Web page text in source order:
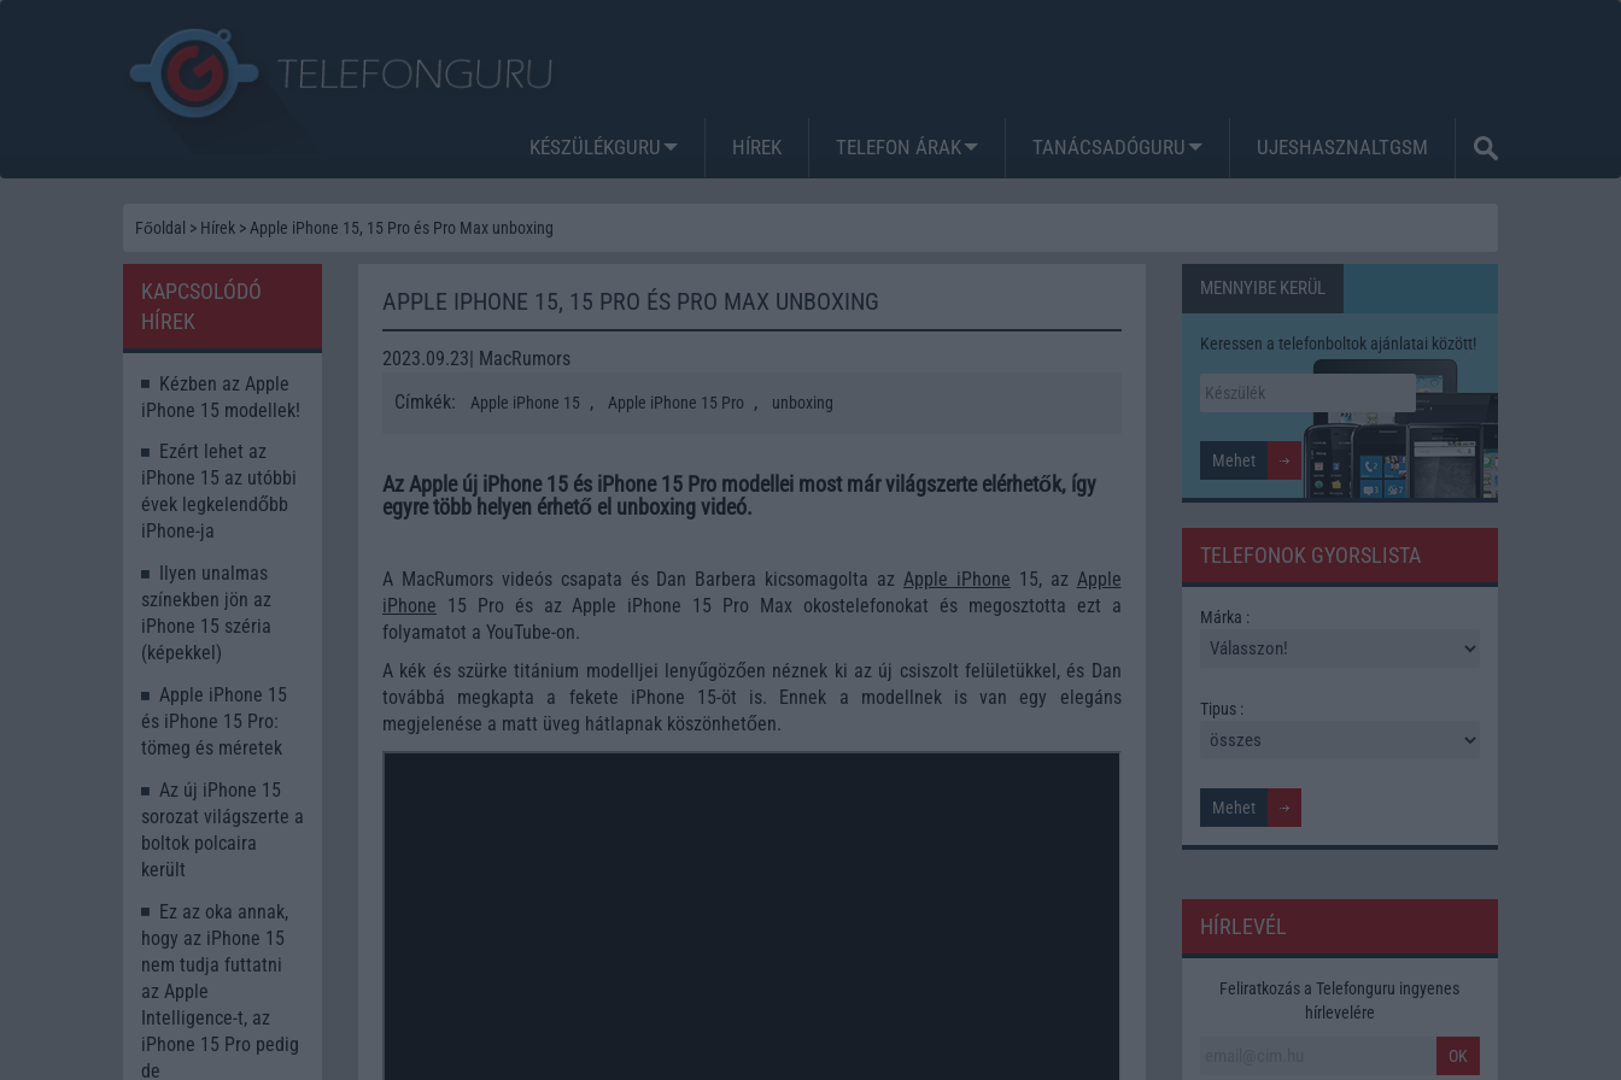
KÉSZÜLÉKGURU HÍREK TELEFON ÁRAK TANÁCSADÓGURU UJESHASZNALTGSM
Főoldal > Hírek > Apple iPhone 15, 15 Pro és Pro Max unboxing
APPLE IPHONE 15, 15 PRO ÉS PRO MAX UNBOXING
2023.09.23| MacRumors
Címkék:
Apple iPhone 15 , Apple iPhone 15 Pro , unboxing
Az Apple új iPhone 15 és iPhone 15 Pro modellei most már világszerte elérhetők, így
egyre több helyen érhető el unboxing videó.
A MacRumors videós csapata és Dan Barbera kicsomagolta az Apple iPhone 15, az Apple
iPhone 15 Pro és az Apple iPhone 15 Pro Max okostelefonokat és megosztotta ezt a
folyamatot a YouTube-on.
A kék és szürke titánium modelljei lenyűgözően néznek ki az új csiszolt felületükkel, és Dan
továbbá megkapta a fekete iPhone 15-öt is. Ennek a modellnek is van egy elegáns
megjelenése a matt üveg hátlapnak köszönhetően.
KAPCSOLÓDÓ
HÍREK
Kézben az Apple
iPhone 15 modellek!
Ezért lehet az
iPhone 15 az utóbbi
évek legkelendőbb
iPhone-ja
Ilyen unalmas
színekben jön az
iPhone 15 széria
(képekkel)
Apple iPhone 15
és iPhone 15 Pro:
tömeg és méretek
Az új iPhone 15
sorozat világszerte a
boltok polcaira
került
Ez az oka annak,
hogy az iPhone 15
nem tudja futtatni
az Apple
Intelligence-t, az
iPhone 15 Pro pedig
de
MENNYIBE KERÜL
Keressen a telefonboltok ajánlatai között!
TELEFONOK GYORSLISTA
Márka :
Tipus :
HÍRLEVÉL
Feliratkozás a Telefonguru ingyenes
hírlevelére
OK